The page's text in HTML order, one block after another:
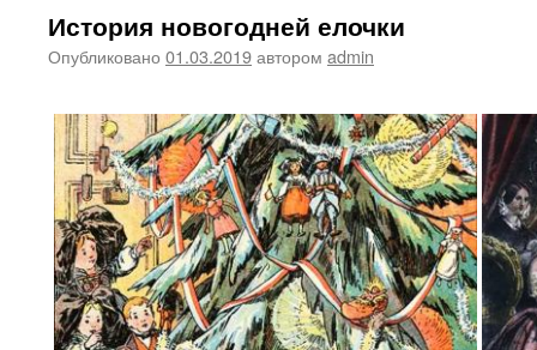
История новогодней елочки
Опубликовано 01.03.2019автором admin